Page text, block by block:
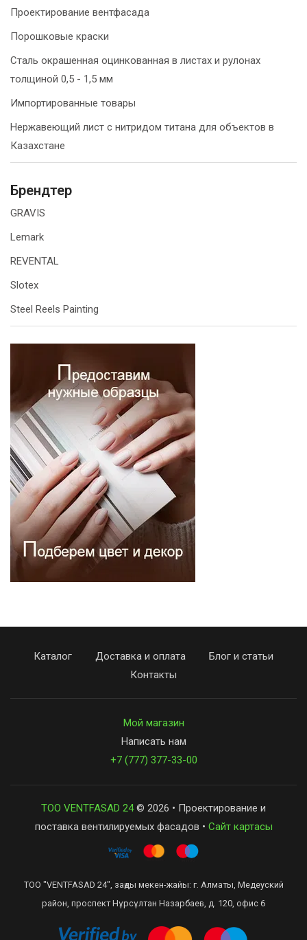
Проектирование вентфасада
Порошковые краски
Сталь окрашенная оцинкованная в листах и рулонах
толщиной 0,5 - 1,5 мм
Импортированные товары
Нержавеющий лист с нитридом титана для объектов в
Казахстане
Брендтер
GRAVIS
Lemark
REVENTAL
Slotex
Steel Reels Painting
Каталог Доставка и оплата
Блог и статьи
Контакты
Мой магазин
Написать нам
+7 (777) 377-33-00
ТОО VENTFASAD 24© 2026 • Проектирование и
поставка вентилируемых фасадов • Сайт картасы
ТОО "VENTFASAD 24", заңды мекен-жайы: г. Алматы, Медеуский
район, проспект Нұрсұлтан Назарбаев, д. 120, офис 6